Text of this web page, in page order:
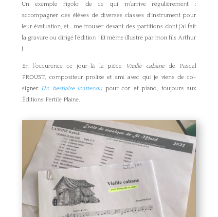
Un exemple rigolo de ce qui m’arrive régulièrement :
accompagner des élèves de diverses classes d’instrument pour
leur évaluation, et… me trouver devant des partitions dont j’ai fait
la gravure ou dirigé l’édition ! Et même illustré par mon fils Arthur
!
En l’occurence ce jour-là la pièce Vieille cabanede Pascal
PROUST, compositeur prolixe et ami avec qui je viens de co-
signer
Un bestiaire inattendupour cor et piano, toujours aux
Éditions Fertile Plaine.